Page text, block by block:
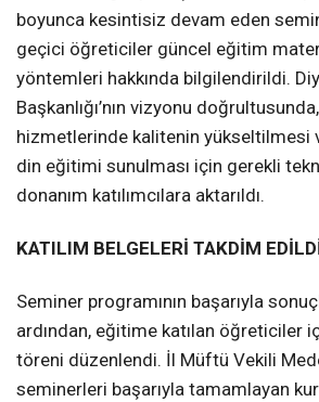
boyunca kesintisiz devam eden
geçici öğreticiler güncel eğitim
yöntemleri hakkında bilgilendirildi.
Başkanlığı’nın vizyonu
hizmetlerinde kalitenin yükseltilmesi
din eğitimi sunulması için gerekli
donanım katılımcılara aktarıldı.
KATILIM BELGELERİ TAKDİM
Seminer programının başarıyla
ardından, eğitime katılan öğreticiler
töreni düzenlendi. İl Müftü Vekili
seminerleri başarıyla tamamlayan